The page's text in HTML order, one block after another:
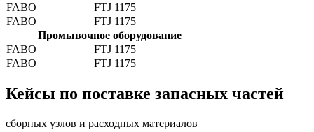
FABO
FTJ 1175
FABO
FTJ 1175
Промывочное оборудование
FABO
FTJ 1175
FABO
FTJ 1175
Кейсы по поставке запасных частей
сборных узлов и расходных материалов